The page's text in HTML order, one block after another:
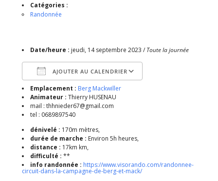
Catégories :
Randonnée
Date/heure : jeudi, 14 septembre 2023 / Toute la journée
AJOUTER AU CALENDRIER
Télécharger ICS
Emplacement : Berg Mackwiller
Animateur : Thierry HUSENAU
mail : thhnieder67@gmail.com
tel : 0689897540
dénivelé : 170m mètres,
durée de marche : Environ 5h heures,
distance : 17km km,
difficulté : **
info randonnée : https://www.visorando.com/randonnee-
circuit-dans-la-campagne-de-berg-et-mack/